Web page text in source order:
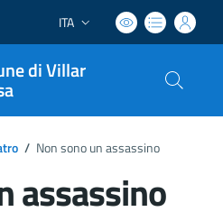
Lingua attiva:
ITA
di Villar
/ Non sono un assassino
assassino